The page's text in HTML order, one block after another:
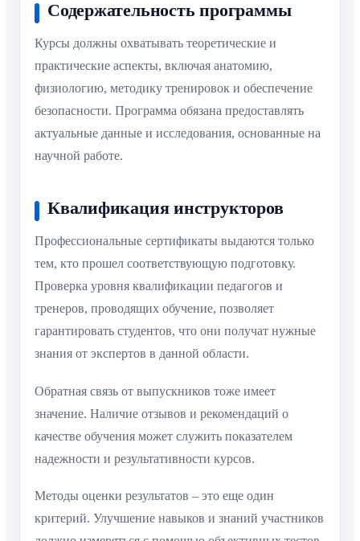
Содержательность программы
Курсы должны охватывать теоретические и
практические аспекты, включая анатомию,
физиологию, методику тренировок и обеспечение
безопасности. Программа обязана предоставлять
актуальные данные и исследования, основанные на
научной работе.
Квалификация инструкторов
Профессиональные сертификаты выдаются только
тем, кто прошел соответствующую подготовку.
Проверка уровня квалификации педагогов и
тренеров, проводящих обучение, позволяет
гарантировать студентов, что они получат нужные
знания от экспертов в данной области.
Обратная связь от выпускников тоже имеет
значение. Наличие отзывов и рекомендаций о
качестве обучения может служить показателем
надежности и результативности курсов.
Методы оценки результатов – это еще один
критерий. Улучшение навыков и знаний участников